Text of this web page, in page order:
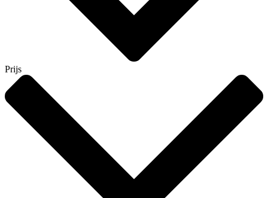
Prijs